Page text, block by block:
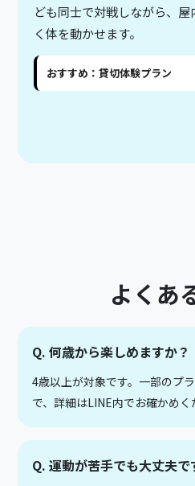
ども同士で対戦しながら、屋
く体を動かせます。
おすすめ：貸切体験プラン
よくあ
Q. 何歳から楽しめますか？
4歳以上が対象です。一部のプ
で、詳細はLINE内でお確かめく
Q. 運動が苦手でも大丈夫で